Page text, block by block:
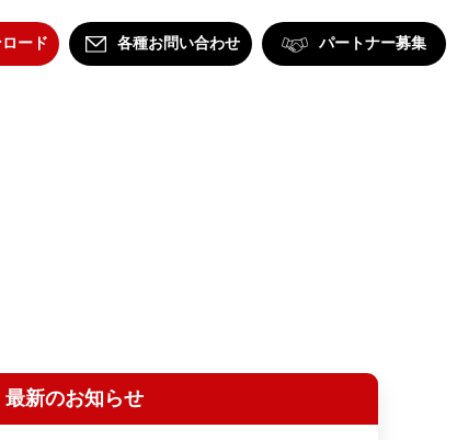
ード 各種お問い合わせ パートナー募集
最新のお知らせ